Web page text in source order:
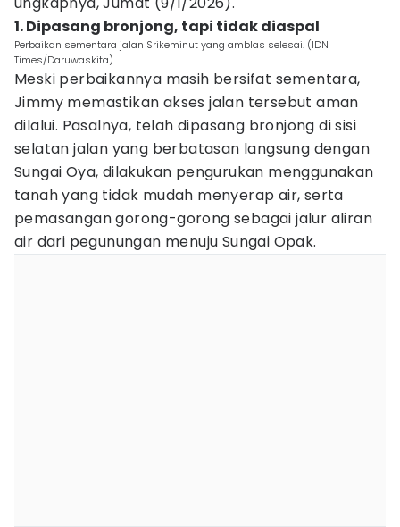
1. Dipasang bronjong, tapi tidak diaspal
Perbaikan sementara jalan Srikeminut yang amblas selesai. (IDN
Times/Daruwaskita)
Meski perbaikannya masih bersifat sementara,
Jimmy memastikan akses jalan tersebut aman
dilalui. Pasalnya, telah dipasang bronjong di sisi
selatan jalan yang berbatasan langsung dengan
Sungai Oya, dilakukan pengurukan menggunakan
tanah yang tidak mudah menyerap air, serta
pemasangan gorong-gorong sebagai jalur aliran
air dari pegunungan menuju Sungai Opak.